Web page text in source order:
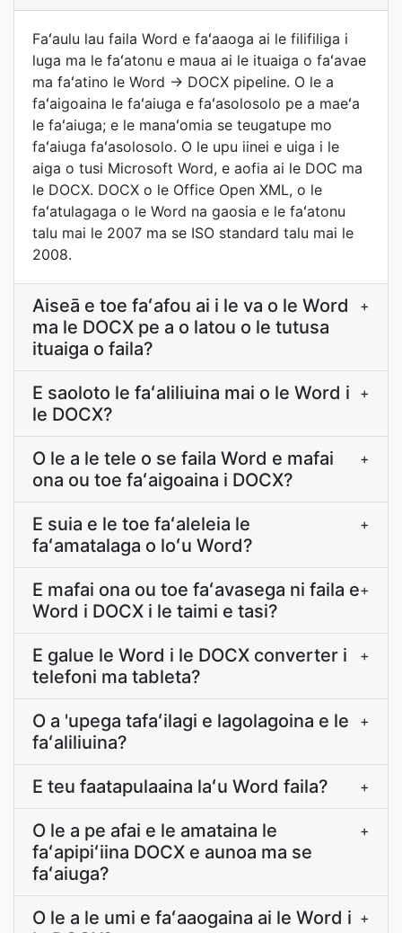
Faʻaulu lau faila Word e faʻaaoga ai le filifiliga i
luga ma le faʻatonu e maua ai le ituaiga o faʻavae
ma faʻatino le Word → DOCX pipeline. O le a
faʻaigoaina le faʻaiuga e faʻasolosolo pe a maeʻa
le faʻaiuga; e le manaʻomia se teugatupe mo
faʻaiuga faʻasolosolo. O le upu iinei e uiga i le
aiga o tusi Microsoft Word, e aofia ai le DOC ma
le DOCX. DOCX o le Office Open XML, o le
faʻatulagaga o le Word na gaosia e le faʻatonu
talu mai le 2007 ma se ISO standard talu mai le
2008.
Aiseā e toe faʻafou ai i le va o le Word
ma le DOCX pe a o latou o le tutusa
ituaiga o faila?
+
E saoloto le faʻaliliuina mai o le Word i
le DOCX?
+
O le a le tele o se faila Word e mafai
ona ou toe faʻaigoaina i DOCX?
+
E suia e le toe faʻaleleia le
faʻamatalaga o loʻu Word?
+
E mafai ona ou toe faʻavasega ni faila e
Word i DOCX i le taimi e tasi?
+
E galue le Word i le DOCX converter i
telefoni ma tableta?
+
O a 'upega tafaʻilagi e lagolagoina e le
faʻaliliuina?
+
E teu faatapulaaina laʻu Word faila? +
O le a pe afai e le amataina le
faʻapipiʻiina DOCX e aunoa ma se
faʻaiuga?
+
O le a le umi e faʻaaogaina ai le Word i +